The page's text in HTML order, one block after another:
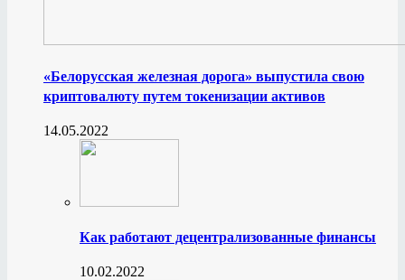
«Белорусская железная дорога» выпустила свою
криптовалюту путем токенизации активов
14.05.2022
Как работают децентрализованные финансы
10.02.2022